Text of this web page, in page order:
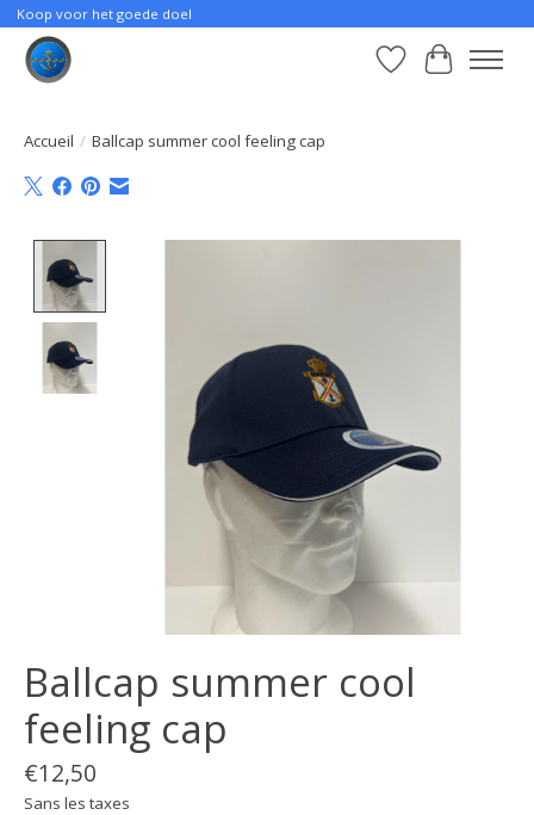
Koop voor het goede doel
Liste dePanier
Accueil / Ballcap summer cool feeling cap
Ballcap summer cool
feeling cap
€12,50
Sans les taxes